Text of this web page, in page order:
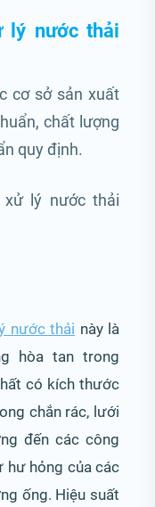
lý nước thải
cơ sở sản xuất
chất lượng
quy định.
xử lý nước thải
nước thải này là
hòa tan trong
có kích thước
chắn rác, lưới
đến các công
hư hỏng của các
ống. Hiệu suất